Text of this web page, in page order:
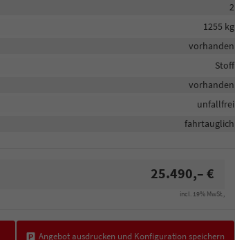
2
1255 kg
vorhanden
Stoff
vorhanden
unfallfrei
fahrtauglich
25.490,– €
incl. 19% MwSt.,
Angebot ausdrucken und Konfiguration speichern